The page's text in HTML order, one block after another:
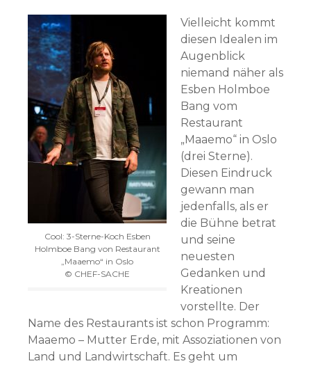
Cool: 3-Sterne-Koch Esben
Holmboe Bang von Restaurant
„Maaemo“ in Oslo
© CHEF-SACHE
Vielleicht kommt
diesen Idealen im
Augenblick
niemand näher als
Esben Holmboe
Bang vom
Restaurant
„Maaemo“ in Oslo
(drei Sterne).
Diesen Eindruck
gewann man
jedenfalls, als er
die Bühne betrat
und seine
neuesten
Gedanken und
Kreationen
vorstellte. Der
Name des Restaurants ist schon Programm:
Maaemo – Mutter Erde, mit Assoziationen von
Land und Landwirtschaft. Es geht um